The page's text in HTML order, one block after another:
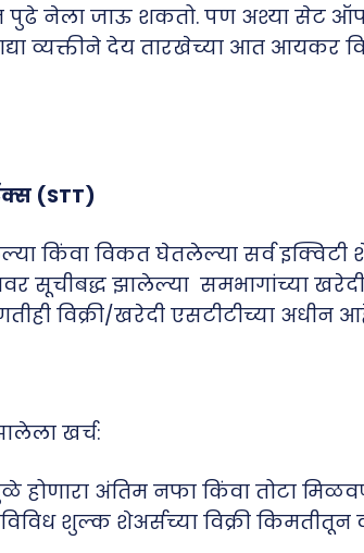
पुढे नेला जाऊ शकतो. पण अश्या सेट
व्यक्तीने देय तारखेच्या आत
(STT)
किंवा विकत घेतलेल्या सर्व इक्विटी
झालेल्या समभागांच्या खरेदी
विक्री/खरेदी एसटीटीच्या अधीन
खर्च:
होणारा अंतिम नफा किंवा तोटा
शुल्क शेअर्सच्या विक्री किमतीतून